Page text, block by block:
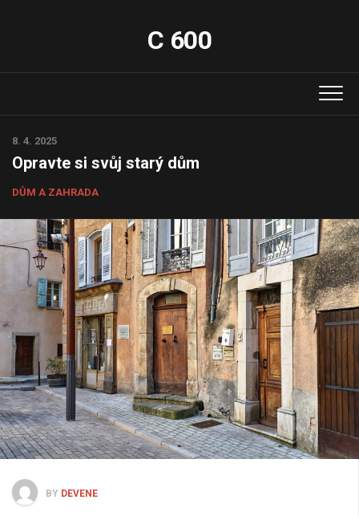
C 600
8. 4. 2025
Opravte si svůj starý dům
DŮM A ZAHRADA
BY DEVENE